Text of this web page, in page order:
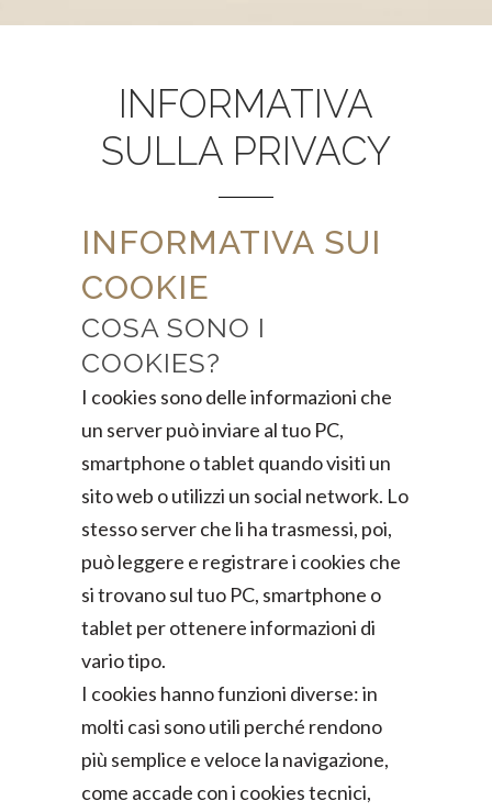
INFORMATIVA
SULLA PRIVACY
INFORMATIVA SUI
COOKIE
COSA SONO I
COOKIES?
I cookies sono delle informazioni che
un server può inviare al tuo PC,
smartphone o tablet quando visiti un
sito web o utilizzi un social network. Lo
stesso server che li ha trasmessi, poi,
può leggere e registrare i cookies che
si trovano sul tuo PC, smartphone o
tablet per ottenere informazioni di
vario tipo.
I cookies hanno funzioni diverse: in
molti casi sono utili perché rendono
più semplice e veloce la navigazione,
come accade con i cookies tecnici,